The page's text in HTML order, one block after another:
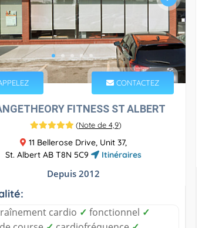
CONTACTEZ
FITNESS ST ALBERT
(Note de 4,9)
11 Bellerose Drive, Unit 37,
St. Albert AB T8N 5C9
Itinéraires
Depuis 2012
cardio ✓ fonctionnel ✓